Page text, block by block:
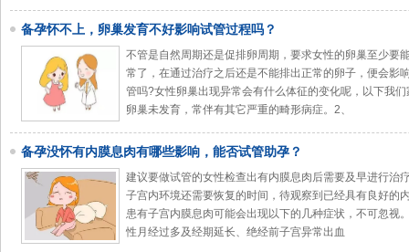
备孕怀不上，卵巢发育不好影响试管过程吗？
不管是自然周期还是促排卵周期，要求女性的卵巢至少要
常了，在通过治疗之后还是不能排出正常的卵子，便会影
管吗?女性卵巢出现异常会有什么体征的变化呢，以下我
卵巢未发育，常伴有其它严重的畸形病症。2、
备孕没怀有内膜息肉有哪些影响，能否试管助孕？
建议要做试管的女性检查出有内膜息肉后需要及早进行治
子宫内环境还需要恢复的时间，待观察到已经具有良好的
患有子宫内膜息肉可能会出现以下的几种症状，不可忽视
性月经过多及经期延长、绝经前子宫异常出血